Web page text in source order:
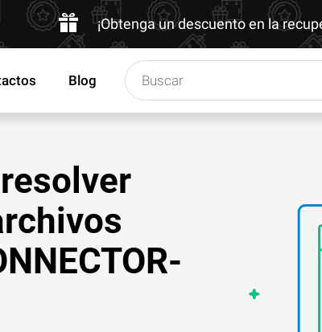
¡Obtenga un descuento en la
Blog